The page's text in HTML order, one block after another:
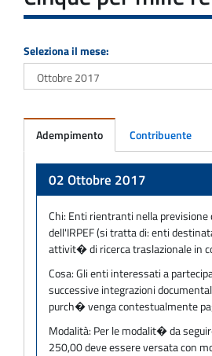
Seleziona il mese:
Adempimento Contribuente
02 Ottobre 2017
Chi: Enti rientranti nella previsione
dell'IRPEF (si tratta di: enti
attivit� di ricerca traslazionale in
Cosa:Gli enti interessati a
successive integrazioni
purch� venga contestualmente
Modalità: Per le modalit� da
250,00 deve essere versata con